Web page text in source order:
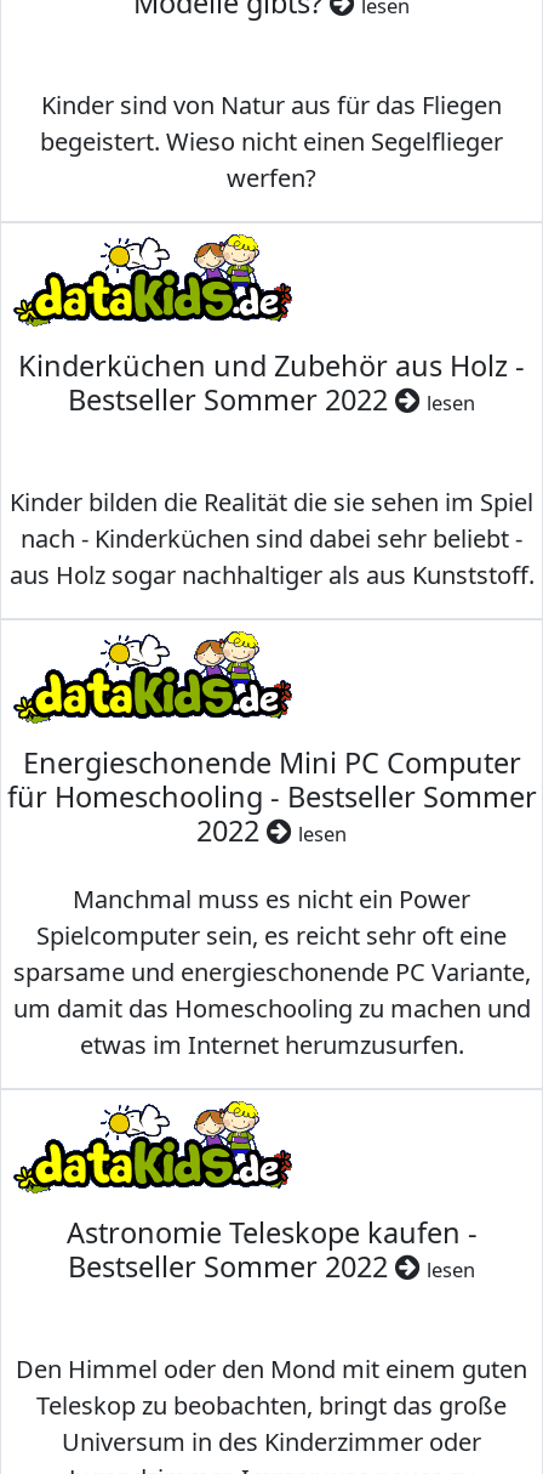
Kinder sind von Natur aus für das Fliegen
begeistert. Wieso nicht einen Segelflieger
werfen?
Kinderküchen und Zubehör aus Holz -
Bestseller Sommer 2022
lesen
Kinder bilden die Realität die sie sehen im Spiel
nach - Kinderküchen sind dabei sehr beliebt -
aus Holz sogar nachhaltiger als aus Kunststoff.
Energieschonende Mini PC Computer
für Homeschooling - Bestseller Sommer
2022
lesen
Manchmal muss es nicht ein Power
Spielcomputer sein, es reicht sehr oft eine
sparsame und energieschonende PC Variante,
um damit das Homeschooling zu machen und
etwas im Internet herumzusurfen.
Astronomie Teleskope kaufen -
Bestseller Sommer 2022
lesen
Den Himmel oder den Mond mit einem guten
Teleskop zu beobachten, bringt das große
Universum in des Kinderzimmer oder